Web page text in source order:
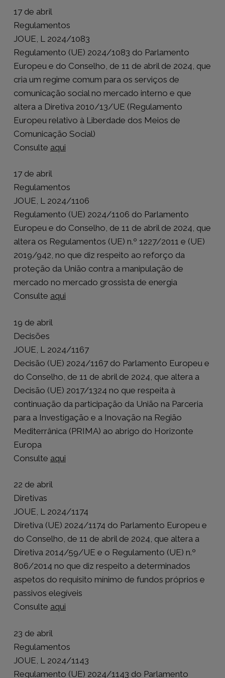
17 de abril
Regulamentos
JOUE, L 2024/1083
Regulamento (UE) 2024/1083 do Parlamento
Europeu e do Conselho, de 11 de abril de 2024, que
cria um regime comum para os serviços de
comunicação social no mercado interno e que
altera a Diretiva 2010/13/UE (Regulamento
Europeu relativo à Liberdade dos Meios de
Comunicação Social)
Consulte aqui
17 de abril
Regulamentos
JOUE, L 2024/1106
Regulamento (UE) 2024/1106 do Parlamento
Europeu e do Conselho, de 11 de abril de 2024, que
altera os Regulamentos (UE) n.º 1227/2011 e (UE)
2019/942, no que diz respeito ao reforço da
proteção da União contra a manipulação de
mercado no mercado grossista de energia
Consulte aqui
19 de abril
Decisões
JOUE, L 2024/1167
Decisão (UE) 2024/1167 do Parlamento Europeu e
do Conselho, de 11 de abril de 2024, que altera a
Decisão (UE) 2017/1324 no que respeita à
continuação da participação da União na Parceria
para a Investigação e a Inovação na Região
Mediterrânica (PRIMA) ao abrigo do Horizonte
Europa
Consulte aqui
22 de abril
Diretivas
JOUE, L 2024/1174
Diretiva (UE) 2024/1174 do Parlamento Europeu e
do Conselho, de 11 de abril de 2024, que altera a
Diretiva 2014/59/UE e o Regulamento (UE) n.º
806/2014 no que diz respeito a determinados
aspetos do requisito mínimo de fundos próprios e
passivos elegíveis
Consulte aqui
23 de abril
Regulamentos
JOUE, L 2024/1143
Regulamento (UE) 2024/1143 do Parlamento